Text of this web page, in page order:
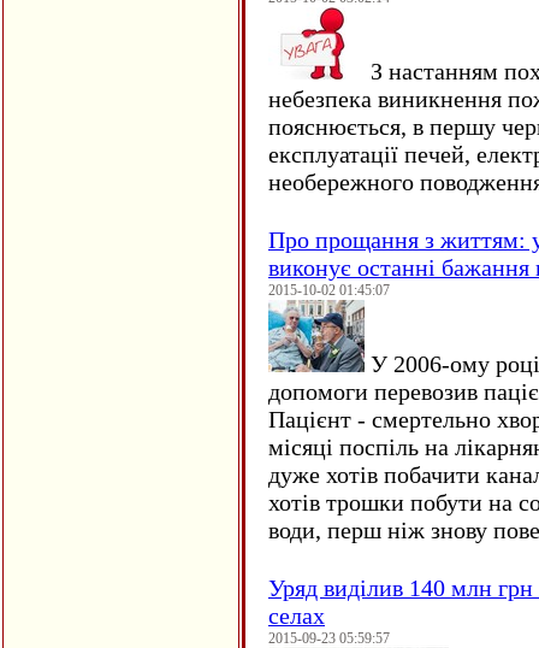
З настанням
небезпека виникнення
пояснюється, в першу
експлуатації печей,
необережного
Про прощання з життям:
виконує останні
2015-10-02 01:45:07
У 2006-ому
допомоги перевозив
Пацієнт - смертельно
місяці поспіль на
дуже хотів побачити
хотів трошки побути на
води, перш ніж знову
Уряд виділив 140 млн
селах
2015-09-23 05:59:57